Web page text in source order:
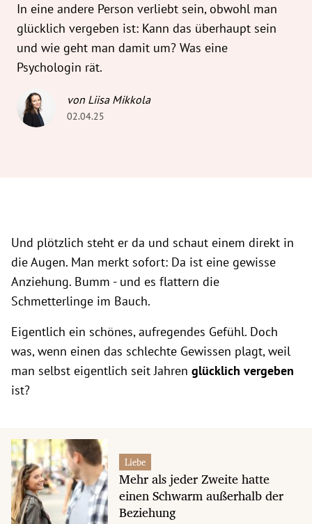
Untermenü
In eine andere Person verliebt sein, obwohl man
glücklich vergeben ist: Kann das überhaupt sein
und wie geht man damit um? Was eine
Psychologin rät.
von Liisa Mikkola
02.04.25
Und plötzlich steht er da und schaut einem direkt in
die Augen. Man merkt sofort: Da ist eine gewisse
Anziehung. Bumm - und es flattern die
Schmetterlinge im Bauch.
Eigentlich ein schönes, aufregendes Gefühl. Doch
was, wenn einen das schlechte Gewissen plagt, weil
man selbst eigentlich seit Jahren glücklich vergeben
ist?
Liebe
Mehr als jeder Zweite hatte
einen Schwarm außerhalb der
Beziehung